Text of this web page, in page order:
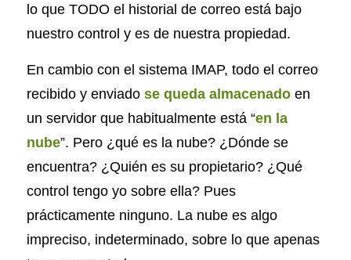
lo que TODO el historial de correo está bajo
nuestro control y es de nuestra propiedad.
En cambio con el sistema IMAP, todo el correo
recibido y enviado se queda almacenadoen
un servidor que habitualmente está “en la
nube”. Pero ¿qué es la nube? ¿Dónde se
encuentra? ¿Quién es su propietario? ¿Qué
control tengo yo sobre ella? Pues
prácticamente ninguno. La nube es algo
impreciso, indeterminado, sobre lo que apenas